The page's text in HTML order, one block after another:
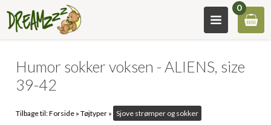
0
Humor sokker voksen - ALIENS, size
39-42
Tilbage til:Forside »Tøjtyper » Sjove strømper og sokker